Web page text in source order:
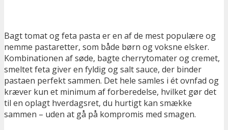
Bagt tomat og feta pasta er en af de mest populære og
nemme pastaretter, som både børn og voksne elsker.
Kombinationen af søde, bagte cherrytomater og cremet,
smeltet feta giver en fyldig og salt sauce, der binder
pastaen perfekt sammen. Det hele samles i ét ovnfad og
kræver kun et minimum af forberedelse, hvilket gør det
til en oplagt hverdagsret, du hurtigt kan smække
sammen – uden at gå på kompromis med smagen.